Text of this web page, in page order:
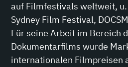
auf Filmfestivals weltweit, u.
Sydney Film Festival,
Für seine Arbeit im Bereich
Dokumentarfilms wurde
internationalen Filmpreisen